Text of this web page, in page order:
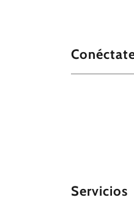
Servicios